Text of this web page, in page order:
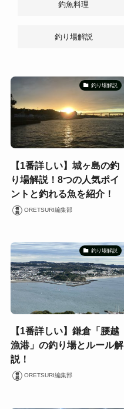
釣魚料理
釣り場解説
釣り場解説
【1番詳しい】城ヶ島の釣
り場解説！8つの人気ポイ
ントと釣れる魚を紹介！
ORETSURI編集部
釣り場解説
【1番詳しい】鎌倉「腰越
漁港」の釣り場とルール解
説！
ORETSURI編集部